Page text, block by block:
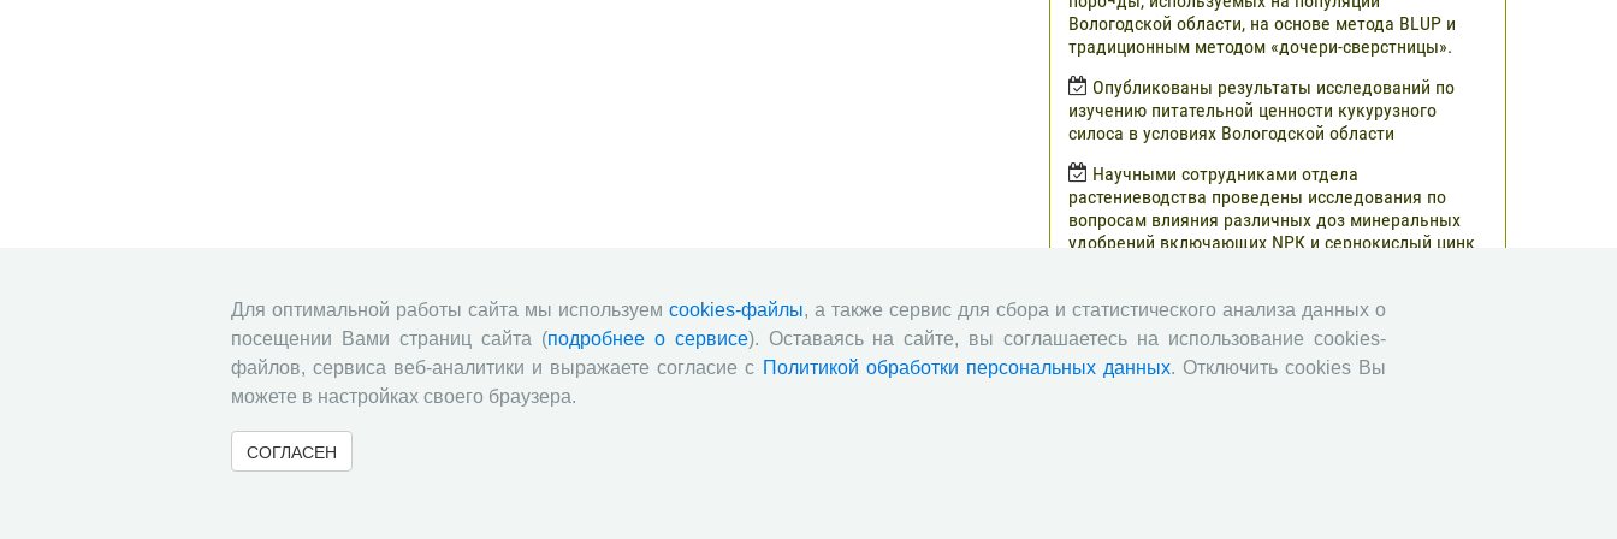
Вологодской области, на основе метода BLUP и
традиционным методом «дочери-сверстницы».
Опубликованы результаты исследований по
изучению питательной ценности кукурузного
силоса в условиях Вологодской области
Научными сотрудниками отдела
растениеводства проведены исследования по
вопросам влияния различных доз минеральных
удобрений включающих NРК и сернокислый цинк
В журнале «Молочнохозяйственный вестник»
опубликованы результаты сравнительной оценки
зерносенажа в Вологодской области
Для оптимальной работы сайта мы используем cookies-файлы, а также сервис для сбора и статистического анализа данных о
посещении Вами страниц сайта (подробнее о сервисе). Оставаясь на сайте, вы соглашаетесь на использование cookies-
файлов, сервиса веб-аналитики и выражаете согласие с Политикой обработки персональных данных. Отключить cookies Вы
можете в настройках своего браузера.
СОГЛАСЕН